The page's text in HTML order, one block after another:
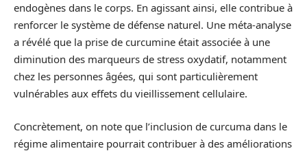
endogènes dans le corps. En agissant ainsi, elle contribue à
renforcer le système de défense naturel. Une méta-analyse
a révélé que la prise de curcumine était associée à une
diminution des marqueurs de stress oxydatif, notamment
chez les personnes âgées, qui sont particulièrement
vulnérables aux effets du vieillissement cellulaire.
Concrètement, on note que l’inclusion de curcuma dans le
régime alimentaire pourrait contribuer à des améliorations